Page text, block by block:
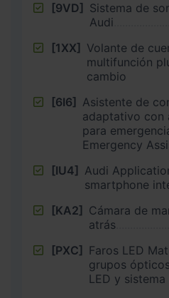
[9VD] Sistema de
Audi
[1XX] Volante de
multifunción
cambio
[6I6] Asistente de
adaptativo con
para
Emergency
[IU4] Audi
smartphone
[KA2] Cámara de
atrás
[PXC] Faros LED
grupos
LED y